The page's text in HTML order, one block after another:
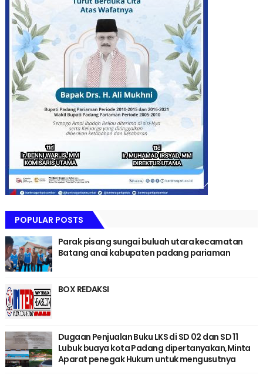
POPULAR POSTS
Parak pisang sungai buluah utara kecamatan
Batang anai kabupaten padang pariaman
BOX REDAKSI
Dugaan Penjualan Buku LKS di SD 02 dan SD 11
Lubuk buaya kota Padang dipertanyakan,Minta
Aparat penegak Hukum untuk mengusutnya